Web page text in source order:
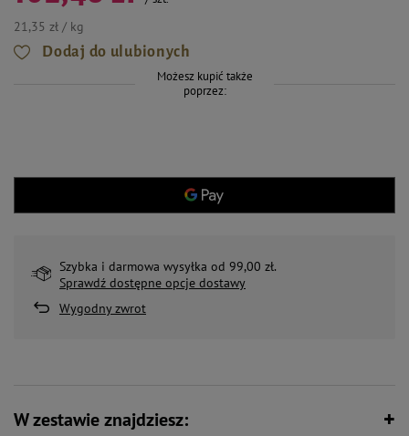
21,35 zł / kg
Dodaj do ulubionych
Możesz kupić także
poprzez:
Szybka i darmowa wysyłka od 99,00 zł.
Sprawdź dostępne opcje dostawy
Wygodny zwrot
W zestawie znajdziesz: